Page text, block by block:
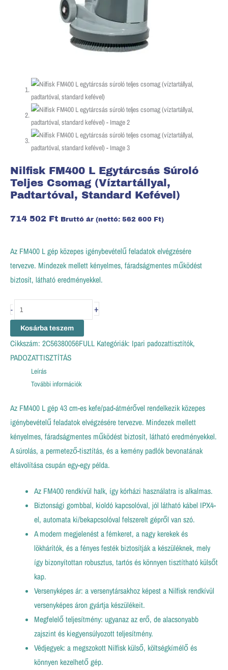
Nilfisk FM400 L Egytárcsás Súroló
Teljes Csomag (víztartállyal,
Padtartóval, Standard Kefével)
714 502 Ft Bruttó ár (nettó: 562 600 Ft)
Az FM400 L gép közepes igénybevételű feladatok elvégzésére
tervezve. Mindezek mellett kényelmes, fáradságmentes működést
biztosít, látható eredményekkel.
- +
Kosárba teszem
Cikkszám: 2C56380056FULL Kategóriák: Ipari padozattisztítók,
PADOZATTISZTÍTÁS
Leírás
További információk
Az FM400 L gép 43 cm-es kefe/pad-átmérővel rendelkezik közepes
igénybevételű feladatok elvégzésére tervezve. Mindezek mellett
kényelmes, fáradságmentes működést biztosít, látható eredményekkel.
A súrolás, a permetező-tisztítás, és a kemény padlók bevonatának
eltávolítása csupán egy-egy példa.
Az FM400 rendkívül halk, így kórházi használatra is alkalmas.
Biztonsági gombbal, kioldó kapcsolóval, jól látható kábel IPX4-
el, automata ki/bekapcsolóval felszerelt gépről van szó.
A modern megjelenést a fémkeret, a nagy kerekek és
lökhárítók, és a fényes festék biztosítják a készüléknek, mely
így bizonyítottan robusztus, tartós és könnyen tisztítható külsőt
kap.
Versenyképes ár: a versenytársakhoz képest a Nilfisk rendkívül
versenyképes áron gyártja készülékeit.
Megfelelő teljesítmény: ugyanaz az erő, de alacsonyabb
zajszint és kiegyensúlyozott teljesítmény.
Védjegyek: a megszokott Nilfisk külső, költségkímélő és
könnyen kezelhető gép.